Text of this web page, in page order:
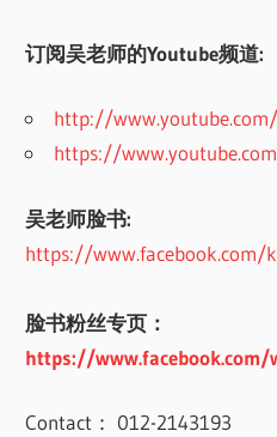
订阅吴老师的Youtube频道:
http://www.youtube.com/
https://
吴老师脸书:
https://www.facebook.com/
脸书粉丝专页：
https://www.facebook.com/
Contact： 012-2143193